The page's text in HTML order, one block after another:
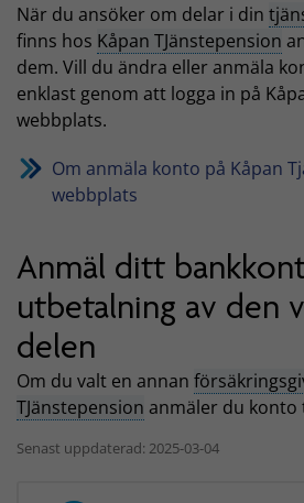
När du ansöker om delar i din
finns hos Kåpan TJänstepension
dem. Vill du ändra eller anmäla
enklast genom att logga in på
webbplats.
Om anmäla konto på Kåpan
webbplats
Anmäl ditt
utbetalning av den
delen
Om du valt en annan
TJänstepension anmäler du konto
Senast uppdaterad: 2025-03-04